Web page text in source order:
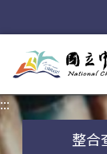
:::
整合